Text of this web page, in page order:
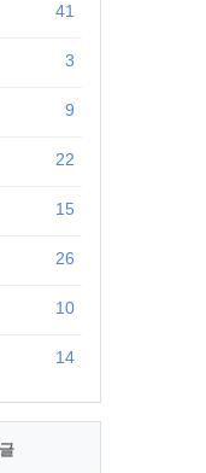
41
3
9
22
15
26
10
14